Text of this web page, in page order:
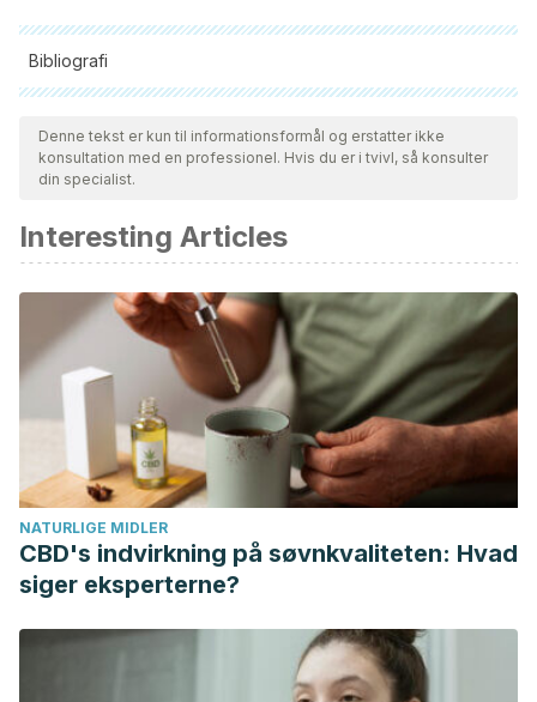
Bibliografi
Alle citerede kilder blev grundigt gennemgået af vores team
for at sikre deres kvalitet, pålidelighed, aktualitet og validitet.
Bibliografien i denne artikel blev betragtet som pålidelig og af
Arikewuyo, A. O., Eluwole, K. K., Dambo, T. H., & Abdulbaqi,
S. S. Do low self-esteem, relationship dissatisfaction and
relationship insecurity exacerbate the intention to break up
in romantic relationships?. Current Psychology. 2021; 1-12.
Brassard, A., Péloquin, K., Dupuy, E., Wright, J., & Shaver, P.
R. Romantic attachment insecurity predicts sexual
dissatisfaction in couples seeking marital therapy. Journal
of sex & marital therapy. 2012; 38(3): 245-262.
Denne tekst er kun til informationsformål og erstatter ikke
konsultation med en professionel. Hvis du er i tvivl, så konsulter
din specialist.
Interesting Articles
NATURLIGE MIDLER
CBD's indvirkning på søvnkvaliteten: Hvad
siger eksperterne?